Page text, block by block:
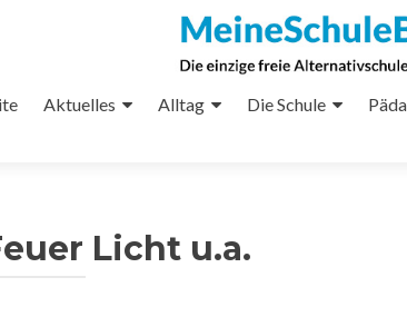
Aktuelles Alltag Die Schule
Licht u.a.